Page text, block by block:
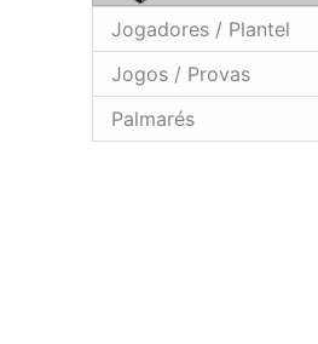
Jogadores / Plantel
Jogos / Provas
Palmarés